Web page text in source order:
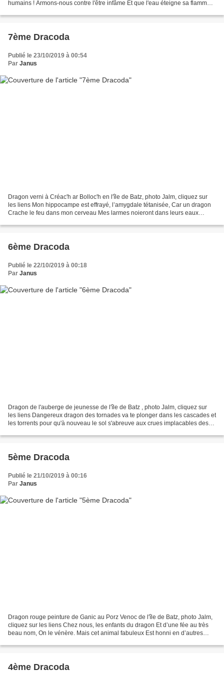
humains ! Armons-nous contre l'être infâme Et que l'eau éteigne sa flamme
7ème Dracoda
Publié le 23/10/2019 à 00:54
Par Janus
Dragon verni à Créac'h ar Bolloc'h en l'île de Batz, photo Jalm, cliquez sur
les liens Mon hippocampe est effrayé, l’amygdale tétanisée, Car un dragon
Crache le feu dans mon cerveau Mes larmes noieront dans leurs eaux
6ème Dracoda
Publié le 22/10/2019 à 00:18
Par Janus
Dragon de l'auberge de jeunesse de l'île de Batz , photo Jalm, cliquez sur
les liens Dangereux dragon des tornades va te plonger dans les cascades et
les torrents pour qu'à nouveau le sol s'abreuve aux crues implacables des
5ème Dracoda
Publié le 21/10/2019 à 00:16
Par Janus
Dragon rouge peinture de Ganic au Porz Venoc de l'île de Batz, photo Jalm,
cliquez sur les liens Chez nous, les enfants du dragon Et d’une fée au très
beau nom, On le vénère. Mais cet animal fabuleux Est honni en d’autres
4ème Dracoda